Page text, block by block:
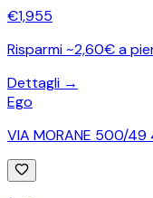
€1,955
Risparmi ~2,60€ a
Dettagli →
Ego
VIA MORANE 500/49